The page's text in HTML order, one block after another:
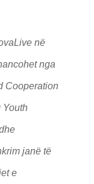
në
nga
Cooperation
janë të
e